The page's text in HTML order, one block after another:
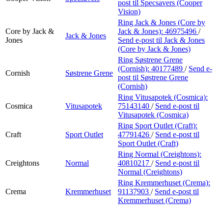
post til Specsavers (Cooper
Vision)
Core by Jack &
Jones
Jack & Jones
Ring Jack & Jones (Core by
Jack & Jones): 46975496 /
Send e-post til Jack & Jones
(Core by Jack & Jones)
Cornish Søstrene Grene
Ring Søstrene Grene
(Cornish): 40177489 / Send e-
post til Søstrene Grene
(Cornish)
Cosmica Vitusapotek
Ring Vitusapotek (Cosmica):
75143140 / Send e-post til
Vitusapotek (Cosmica)
Craft Sport Outlet
Ring Sport Outlet (Craft):
47791426 / Send e-post til
Sport Outlet (Craft)
Creightons Normal
Ring Normal (Creightons):
40810217 / Send e-post til
Normal (Creightons)
Crema Kremmerhuset
Ring Kremmerhuset (Crema):
91137903 / Send e-post til
Kremmerhuset (Crema)